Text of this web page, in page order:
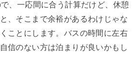
、一応間に合う計算だけど、休憩
、そこまで余裕があるわけじゃな
ことにします。バスの時間に左右
信のない方は泊まりが良いかもし